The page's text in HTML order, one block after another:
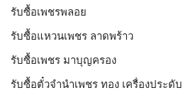
รับซื้อเพชรพลอย
รับซื้อแหวนเพชร ลาดพร้าว
รับซื้อเพชร มาบุญครอง
รับซื้อตั๋วจำนำเพชร ทอง เครื่องประดับ